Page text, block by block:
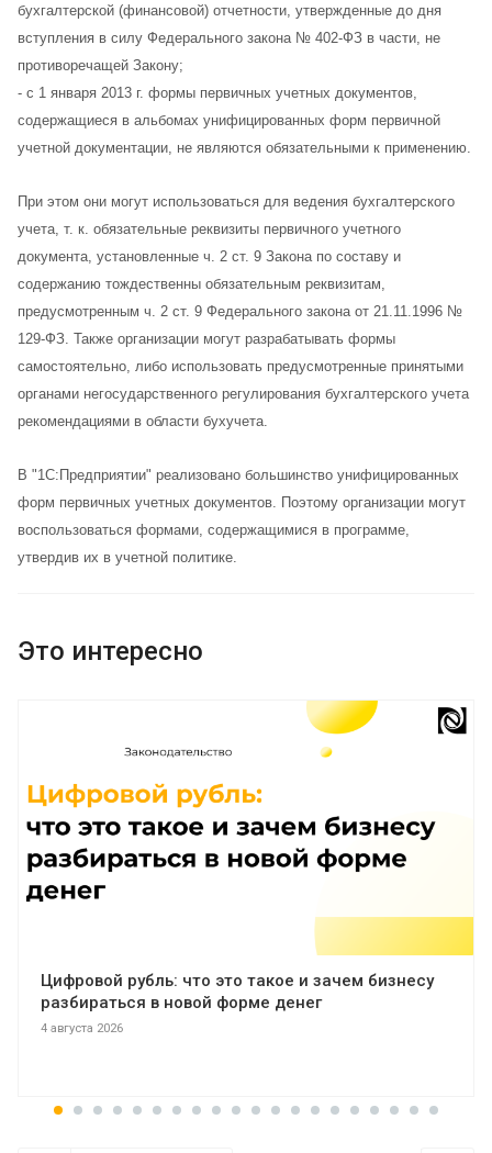
бухгалтерской (финансовой) отчетности, утвержденные до дня
вступления в силу Федерального закона № 402-ФЗ в части, не
противоречащей Закону;
- с 1 января 2013 г. формы первичных учетных документов,
содержащиеся в альбомах унифицированных форм первичной
учетной документации, не являются обязательными к применению.
При этом они могут использоваться для ведения бухгалтерского
учета, т. к. обязательные реквизиты первичного учетного
документа, установленные ч. 2 ст. 9 Закона по составу и
содержанию тождественны обязательным реквизитам,
предусмотренным ч. 2 ст. 9 Федерального закона от 21.11.1996 №
129-ФЗ. Также организации могут разрабатывать формы
самостоятельно, либо использовать предусмотренные принятыми
органами негосударственного регулирования бухгалтерского учета
рекомендациями в области бухучета.
В "1С:Предприятии" реализовано большинство унифицированных
форм первичных учетных документов. Поэтому организации могут
воспользоваться формами, содержащимися в программе,
утвердив их в учетной политике.
Это интересно
Цифровой рубль: что это такое и зачем бизнесу
разбираться в новой форме денег
4 августа 2026